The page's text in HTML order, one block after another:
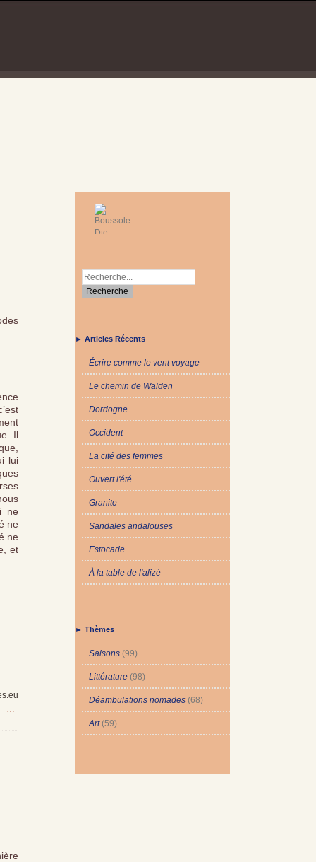
Il
lui
ne
ne
ne
et
…
► Articles Récents
Écrire comme le vent voyage
Le chemin de Walden
Dordogne
Occident
La cité des femmes
Ouvert l'été
Granite
Sandales andalouses
Estocade
À la table de l'alizé
► Thèmes
Saisons (99)
Littérature (98)
Déambulations nomades (68)
Art(59)